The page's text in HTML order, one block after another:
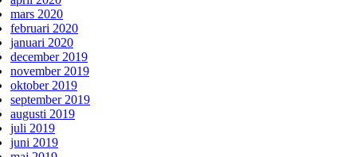
mars 2020
februari 2020
januari 2020
december 2019
november 2019
oktober 2019
september 2019
augusti 2019
juli 2019
juni 2019